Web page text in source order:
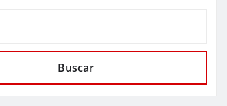
Buscar